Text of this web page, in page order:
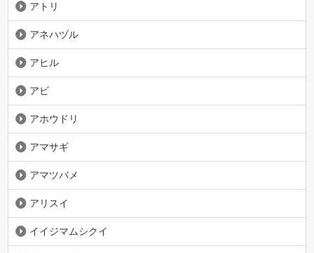
アトリ
アネハヅル
アヒル
アビ
アホウドリ
アマサギ
アマツバメ
アリスイ
イイジマムシクイ